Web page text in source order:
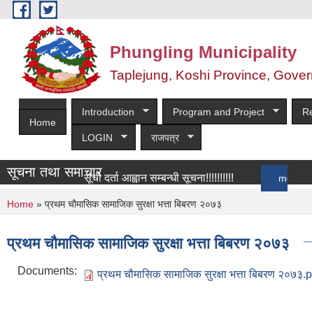
Skip to main content
Phungling Municipality
Taplejung, Koshi Province,
Home
Introduction Program and Project
LOGIN राजपत्र
सूचना तथा समाचार
सूची दर्ता आह्वान सम्बन्धी सूचना!!!!!!!!!!
You are here
Home » प्रथम चौमासिक सामाजिक सुरक्षा भत्ता बिबरण २०७३
प्रथम चौमासिक सामाजिक सुरक्षा भत्ता बिबरण २०७३
Documents: प्रथम चौमासिक सामाजिक सुरक्षा भत्ता बिबरण